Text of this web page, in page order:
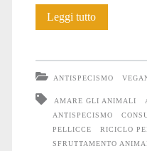
Leggi tutto“Sono
la
pelliccia?”
ANTISPECISMO
AMARE GLI ANIMALI
ANTISPECISMO
PELLICCE
RICICLO
SFRUTTAMENTO